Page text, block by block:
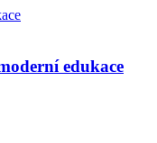
edukace